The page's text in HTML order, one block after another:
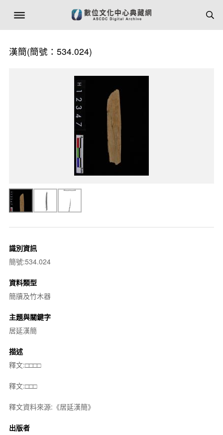
漢簡(簡號：534.024)
識別資訊
簡號:534.024
資料類型
簡牘及竹木器
主題與關鍵字
居延漢簡
描述
釋文:□□□□
釋文:□□□
釋文資料來源:《居延漢簡》
出版者